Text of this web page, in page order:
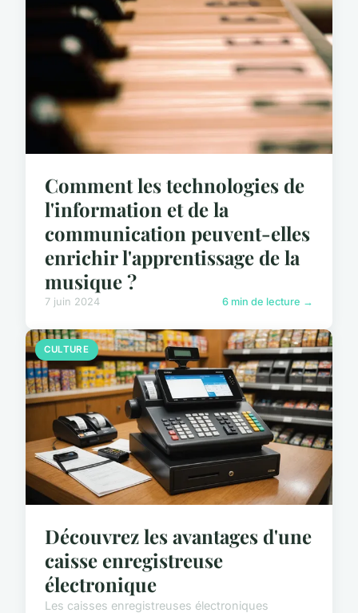
Comment les technologies de
l'information et de la
communication peuvent-elles
enrichir l'apprentissage de la
musique ?
7 juin 2024 6 min de lecture →
CULTURE
Découvrez les avantages d'une
caisse enregistreuse
électronique
Les caisses enregistreuses électroniques